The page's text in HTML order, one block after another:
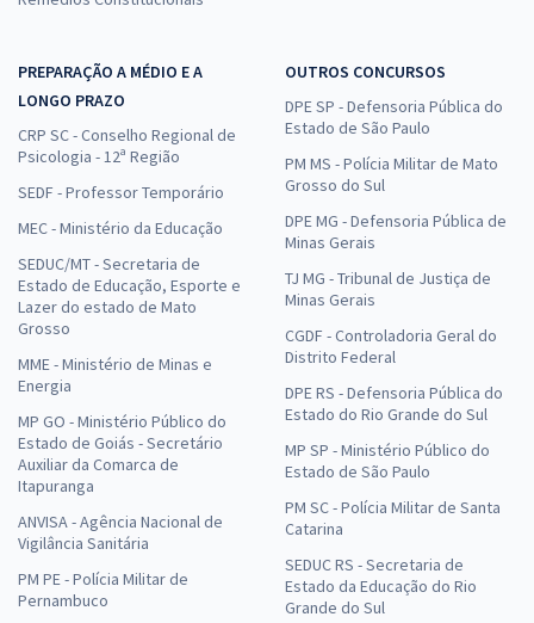
PREPARAÇÃO A MÉDIO E A
LONGO PRAZO
CRP SC - Conselho Regional de
Psicologia - 12ª Região
SEDF - Professor Temporário
MEC - Ministério da Educação
SEDUC/MT - Secretaria de
Estado de Educação, Esporte e
Lazer do estado de Mato
Grosso
MME - Ministério de Minas e
Energia
MP GO - Ministério Público do
Estado de Goiás - Secretário
Auxiliar da Comarca de
Itapuranga
ANVISA - Agência Nacional de
Vigilância Sanitária
PM PE - Polícia Militar de
Pernambuco
OUTROS CONCURSOS
DPE SP - Defensoria Pública do
Estado de São Paulo
PM MS - Polícia Militar de Mato
Grosso do Sul
DPE MG - Defensoria Pública de
Minas Gerais
TJ MG - Tribunal de Justiça de
Minas Gerais
CGDF - Controladoria Geral do
Distrito Federal
DPE RS - Defensoria Pública do
Estado do Rio Grande do Sul
MP SP - Ministério Público do
Estado de São Paulo
PM SC - Polícia Militar de Santa
Catarina
SEDUC RS - Secretaria de
Estado da Educação do Rio
Grande do Sul